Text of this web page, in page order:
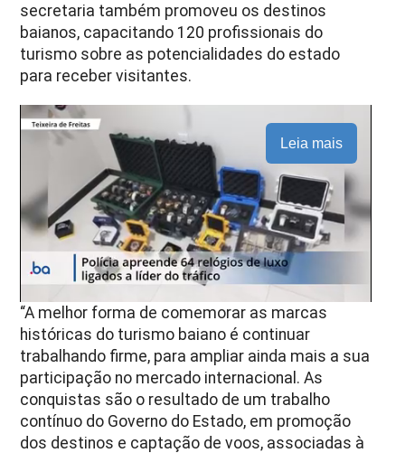
secretaria também promoveu os destinos
baianos, capacitando 120 profissionais do
turismo sobre as potencialidades do estado
para receber visitantes.
Leia mais
“A melhor forma de comemorar as marcas
históricas do turismo baiano é continuar
trabalhando firme, para ampliar ainda mais a sua
participação no mercado internacional. As
conquistas são o resultado de um trabalho
contínuo do Governo do Estado, em promoção
dos destinos e captação de voos, associadas à